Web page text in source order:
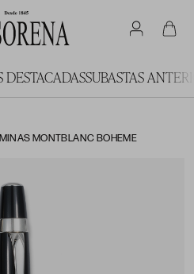
DESTACADASSUBASTAS
MONTBLANC BOHEME